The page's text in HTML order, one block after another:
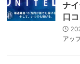
ナ
口
アッ